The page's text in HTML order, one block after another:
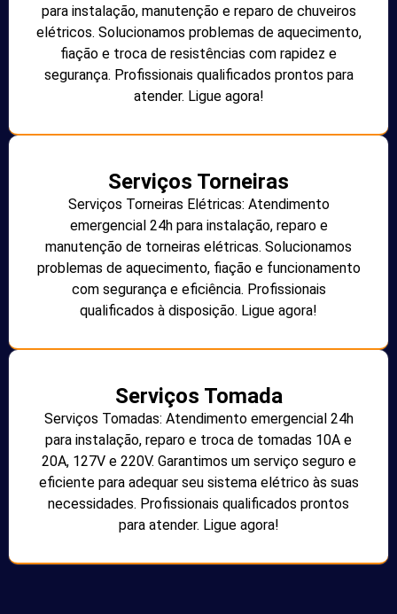
para instalação, manutenção e reparo de chuveiros
elétricos. Solucionamos problemas de aquecimento,
fiação e troca de resistências com rapidez e
segurança. Profissionais qualificados prontos para
atender. Ligue agora!
Serviços Torneiras
Serviços Torneiras Elétricas: Atendimento
emergencial 24h para instalação, reparo e
manutenção de torneiras elétricas. Solucionamos
problemas de aquecimento, fiação e funcionamento
com segurança e eficiência. Profissionais
qualificados à disposição. Ligue agora!
Serviços Tomada
Serviços Tomadas: Atendimento emergencial 24h
para instalação, reparo e troca de tomadas 10A e
20A, 127V e 220V. Garantimos um serviço seguro e
eficiente para adequar seu sistema elétrico às suas
necessidades. Profissionais qualificados prontos
para atender. Ligue agora!